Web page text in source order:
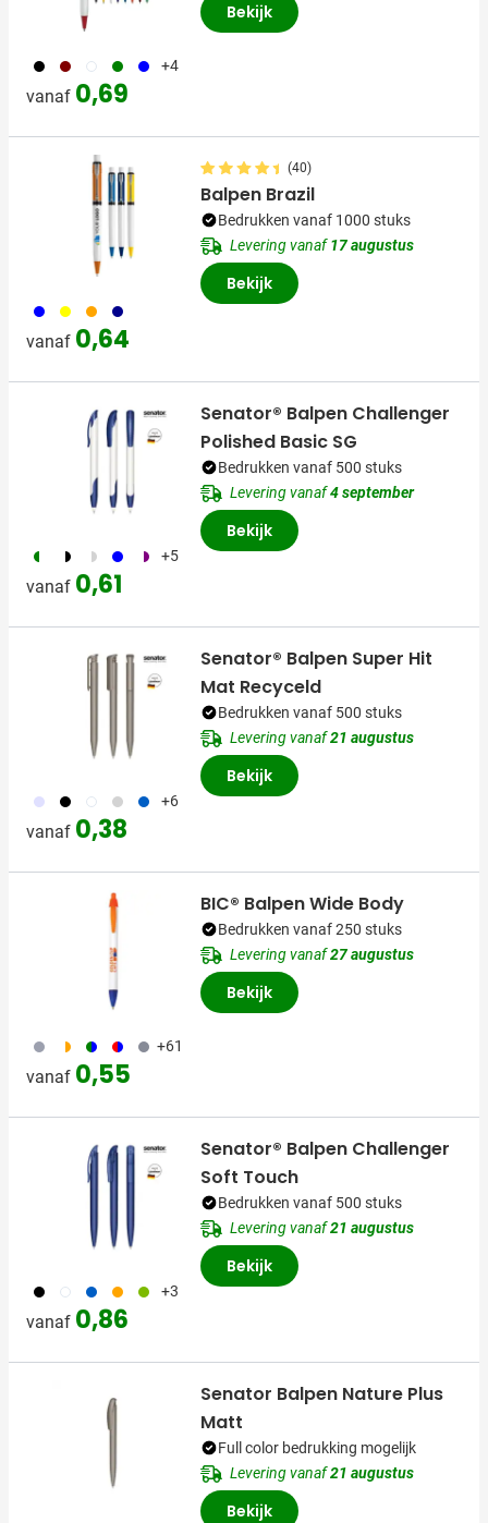
001 068 002 004 005 +4
vanaf 0,69
Bekijk
005 006 007 307
vanaf 0,64
(40)
Balpen Brazil
Bedrukken vanaf 1000 stuks
Levering vanaf17 augustus
Bekijk
224 169 873 005 414 +5
vanaf 0,61
Senator® Balpen Challenger
Polished Basic SG
Bedrukken vanaf 500 stuks
Levering vanaf4 september
Bekijk
353 001 002 355 005 +6
vanaf 0,38
Senator® Balpen Super Hit
Mat Recyceld
Bedrukken vanaf 500 stuks
Levering vanaf21 augustus
Bekijk
709 192 193 194 197 +61
vanaf 0,55
BIC® Balpen Wide Body
Bedrukken vanaf 250 stuks
Levering vanaf27 augustus
Bekijk
001 002 005 007 029 +3
vanaf 0,86
Senator® Balpen Challenger
Soft Touch
Bedrukken vanaf 500 stuks
Levering vanaf21 augustus
Bekijk
Senator Balpen Nature Plus
Matt
Full color bedrukking mogelijk
Levering vanaf21 augustus
Bekijk